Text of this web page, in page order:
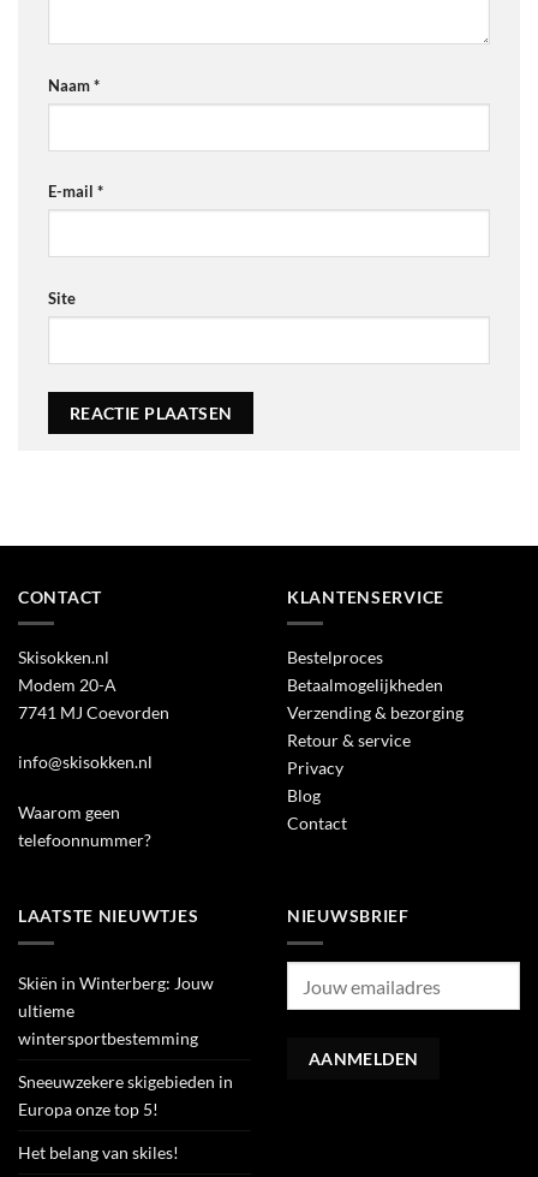
Naam*
E-mail *
Site
CONTACT
Skisokken.nl
Modem 20-A
7741 MJ Coevorden
info@skisokken.nl
Waarom geen
telefoonnummer?
KLANTENSERVICE
Bestelproces
Betaalmogelijkheden
Verzending & bezorging
Retour & service
Privacy
Blog
Contact
LAATSTE NIEUWTJES
Skiën in Winterberg: Jouw
ultieme
wintersportbestemming
Sneeuwzekere skigebieden in
Europa onze top 5!
Het belang van skiles!
NIEUWSBRIEF